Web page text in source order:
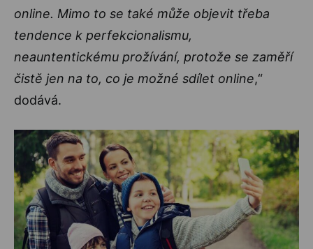
online. Mimo to se také může objevit třeba
tendence k perfekcionalismu,
neauntentickému prožívání, protože se zaměří
čistě jen na to, co je možné sdílet online,“
dodává.